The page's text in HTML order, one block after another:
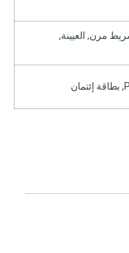
مرن, العيينة,